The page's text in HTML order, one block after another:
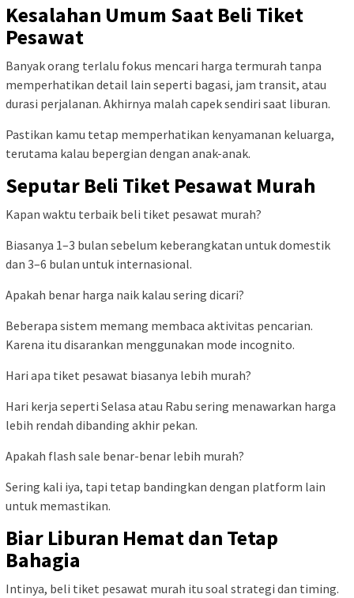
Kesalahan Umum Saat Beli Tiket
Pesawat
Banyak orang terlalu fokus mencari harga termurah tanpa
memperhatikan detail lain seperti bagasi, jam transit, atau
durasi perjalanan. Akhirnya malah capek sendiri saat liburan.
Pastikan kamu tetap memperhatikan kenyamanan keluarga,
terutama kalau bepergian dengan anak-anak.
Seputar Beli Tiket Pesawat Murah
Kapan waktu terbaik beli tiket pesawat murah?
Biasanya 1–3 bulan sebelum keberangkatan untuk domestik
dan 3–6 bulan untuk internasional.
Apakah benar harga naik kalau sering dicari?
Beberapa sistem memang membaca aktivitas pencarian.
Karena itu disarankan menggunakan mode incognito.
Hari apa tiket pesawat biasanya lebih murah?
Hari kerja seperti Selasa atau Rabu sering menawarkan harga
lebih rendah dibanding akhir pekan.
Apakah flash sale benar-benar lebih murah?
Sering kali iya, tapi tetap bandingkan dengan platform lain
untuk memastikan.
Biar Liburan Hemat dan Tetap
Bahagia
Intinya, beli tiket pesawat murah itu soal strategi dan timing.